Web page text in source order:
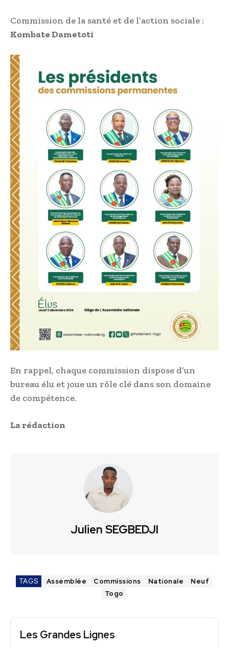
Commission de la santé et de l’action sociale :
Kombate Dametoti
En rappel, chaque commission dispose d’un
bureau élu et joue un rôle clé dans son domaine
de compétence.
La rédaction
Julien SEGBEDJI
TAGS Assemblée Commissions Nationale
Neuf
Togo
Les Grandes Lignes